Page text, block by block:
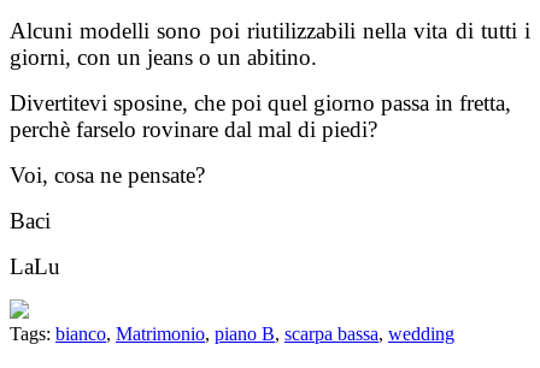
Alcuni modelli sono poi riutilizzabili nella vita di tutti i
giorni, con un jeans o un abitino.
Divertitevi sposine, che poi quel giorno passa in fretta,
perchè farselo rovinare dal mal di piedi?
Voi, cosa ne pensate?
Baci
LaLu
Tags: bianco, Matrimonio, piano B, scarpa bassa, wedding